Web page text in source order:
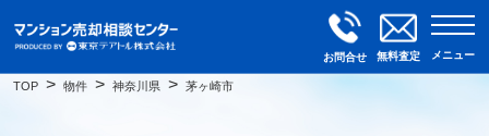
お問合せ 無料査定 メニュー
TOP 物件 神奈川県 茅ヶ崎市